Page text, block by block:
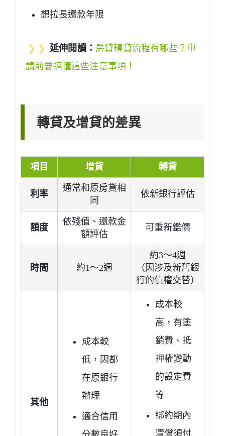
想拉長還款年限
❯ ❯ 延伸閱讀： 房貸轉貸流程有哪些？申
請前要搞懂這些注意事項！
轉貸及增貸的差異
項目 增貸 轉貸
利率
通常和原房貸相
同
依新銀行評估
額度
依殘值、還款金
額評估
可重新鑑價
時間 約1～2週
約3～4週
（因涉及新舊銀
行的債權交替）
其他
成本較
低，因都
在原銀行
辦理
適合信用
成本較
高，有塗
銷費、抵
押權變動
的設定費
等
綁約期內
清償須付